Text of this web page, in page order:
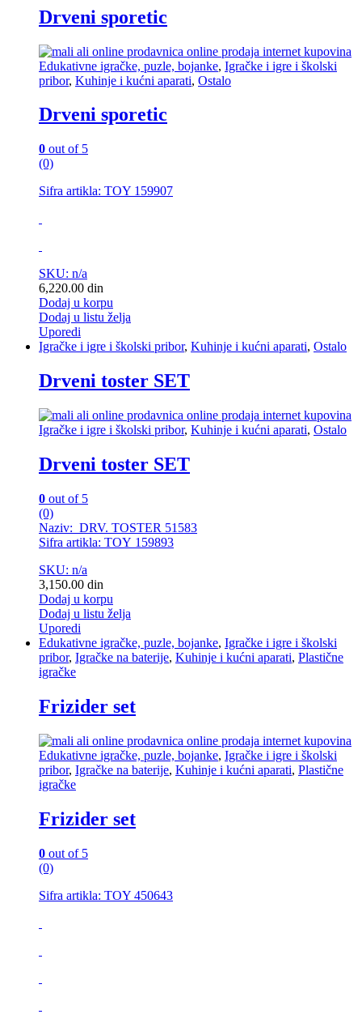
Drveni sporetic
Edukativne igračke, puzle, bojanke, Igračke i igre i školski
pribor, Kuhinje i kućni aparati, Ostalo
Drveni sporetic
0 out of 5
(0)
Sifra artikla: TOY 159907
SKU: n/a
6,220.00 din
Dodaj u korpu
Dodaj u listu želja
Uporedi
Igračke i igre i školski pribor, Kuhinje i kućni aparati, Ostalo
Drveni toster SET
Igračke i igre i školski pribor, Kuhinje i kućni aparati, Ostalo
Drveni toster SET
0 out of 5
(0)
Naziv: DRV. TOSTER 51583
Sifra artikla: TOY 159893
SKU: n/a
3,150.00 din
Dodaj u korpu
Dodaj u listu želja
Uporedi
Edukativne igračke, puzle, bojanke, Igračke i igre i školski
pribor, Igračke na baterije, Kuhinje i kućni aparati, Plastične
igračke
Frizider set
Edukativne igračke, puzle, bojanke, Igračke i igre i školski
pribor, Igračke na baterije, Kuhinje i kućni aparati, Plastične
igračke
Frizider set
0 out of 5
(0)
Sifra artikla: TOY 450643